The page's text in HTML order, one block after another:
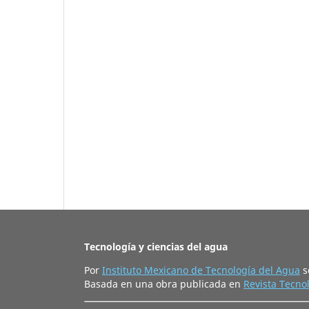
Tecnología y ciencias del agua
Por Instituto Mexicano de Tecnología del Agua
Basada en una obra publicada en Revista